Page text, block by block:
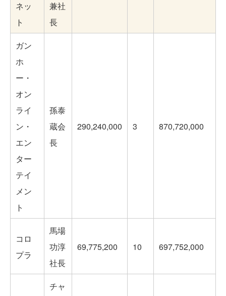
ネッ
ト
兼社
長
ガン
ホ
ー・
オン
ライ
ン・
エン
ター
テイ
メン
ト
孫泰
蔵会
長
290,240,000 3 870,720,000
コロ
プラ
馬場
功淳
社長
69,775,200 10 697,752,000
チャ